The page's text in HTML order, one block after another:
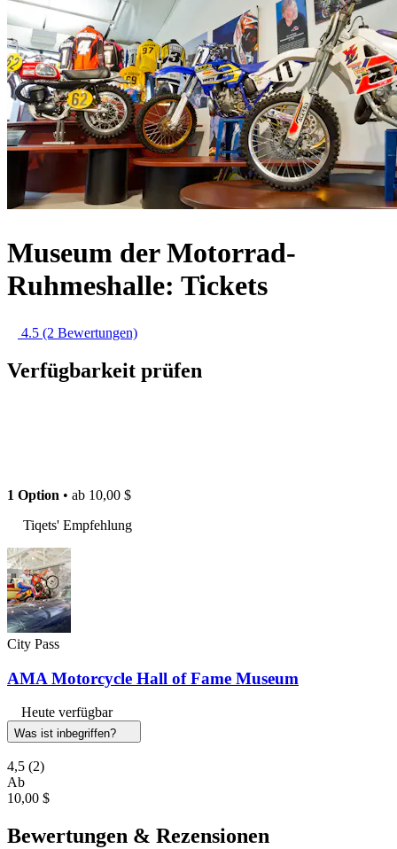
Museum der Motorrad-
Ruhmeshalle: Tickets
4.5 (2 Bewertungen)
Verfügbarkeit prüfen
1 Option • ab 10,00 $
Tiqets' Empfehlung
City Pass
AMA Motorcycle Hall of Fame Museum
Heute verfügbar
Was ist inbegriffen?
4,5 (2)
Ab
10,00 $
Bewertungen & Rezensionen